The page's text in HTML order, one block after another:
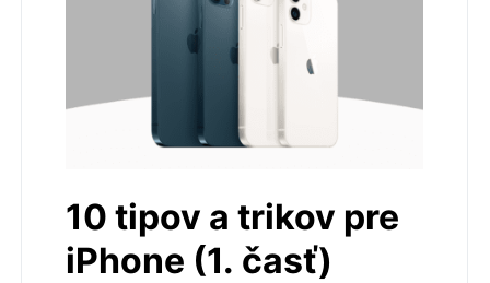
10 tipov a trikov pre
iPhone (1. časť)